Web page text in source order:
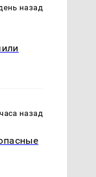
назад
назад